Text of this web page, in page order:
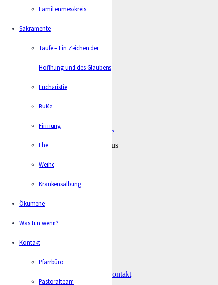
Familienmesskreis
Sakramente
Taufe – Ein Zeichen der
Hoffnung und des Glaubens
Eucharistie
Buße
Firmung
Ehe
Weihe
Krankensalbung
Ökumene
Was tun wenn?
Kontakt
Pfarrbüro
Pastoralteam
Dokumente
Aktueller Pfarrbrief
info@kath-niedergrafschaft.de
Hauptstr. 88, 49828 Neuenhaus
YouTube
Kontakt